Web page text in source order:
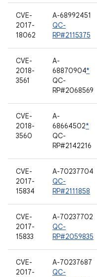
CVE-
2017-
18062
A-68992451
QC-
RP#2115375
CVE-
2018-
3561
A-
68870904*
QC-
RP#2068569
CVE-
2018-
3560
A-
68664502*
QC-
RP#2142216
CVE-
2017-
15834
A-70237704
QC-
RP#2111858
CVE-
2017-
15833
A-70237702
QC-
RP#2059835
CVE-
2017-
A-70237687
QC-